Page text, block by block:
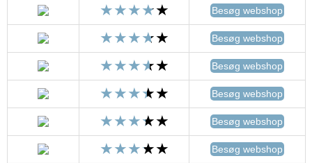
Besøg webshop
Besøg webshop
Besøg webshop
Besøg webshop
Besøg webshop
Besøg webshop